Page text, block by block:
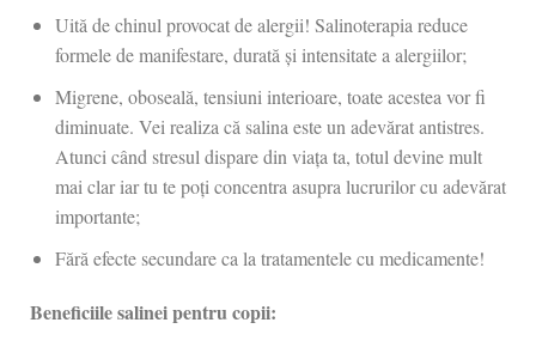
Uită de chinul provocat de alergii! Salinoterapia reduce
formele de manifestare, durată și intensitate a alergiilor;
Migrene, oboseală, tensiuni interioare, toate acestea vor fi
diminuate. Vei realiza că salina este un adevărat antistres.
Atunci când stresul dispare din viața ta, totul devine mult
mai clar iar tu te poți concentra asupra lucrurilor cu adevărat
importante;
Fără efecte secundare ca la tratamentele cu medicamente!
Beneficiile salinei pentru copii: